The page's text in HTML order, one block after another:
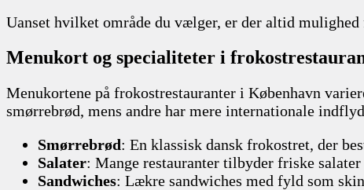
Uanset hvilket område du vælger, er der altid
Menukort og specialiteter i
Menukortene på frokostrestauranter i København
smørrebrød, mens andre har mere internationale
Smørrebrød: En klassisk dansk frokostret, der
Salater: Mange restauranter tilbyder friske
Sandwiches: Lækre sandwiches med fyld som